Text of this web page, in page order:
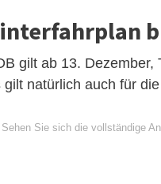
gilt ab 13.
natürlich auch für
Sehen Sie sich die vollständige